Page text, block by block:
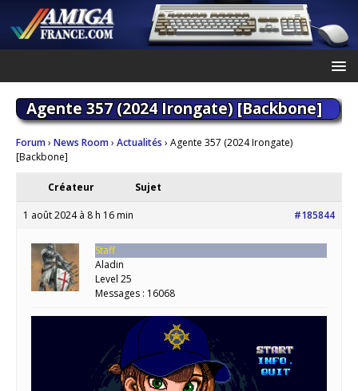
Agente 357 (2024 Irongate) [Backbone]
Forum› News Room› Actualités › Agente 357 (2024 Irongate)
[Backbone]
Créateur Sujet
1 août 2024 à 8 h 16 min #185844
Staff
Aladin
Level 25
Messages : 16068